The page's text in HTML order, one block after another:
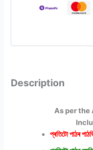
Description
As per the
প্ৰতিটো পাঠৰ